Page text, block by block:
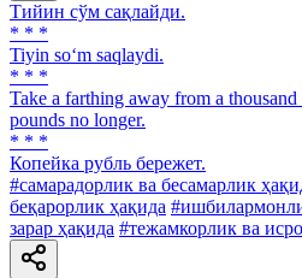
Тийин сўм сақлайди.
* * *
Tiyin so‘m saqlaydi.
* * *
Take a farthing away from a
pounds no longer.
* * *
Копейка рубль бережет.
#самарадорлик ва бесамарлик
беқарорлик ҳақида
зарар ҳақида #тежамкорлик ва